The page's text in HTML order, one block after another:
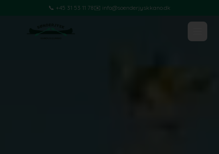
📞 +45 31 53 11 78✉️ info@soenderjyskkano.dk